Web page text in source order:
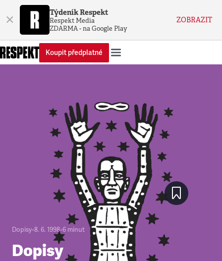
× Týdeník Respekt
Respekt Media
ZDARMA - na Google Play
ZOBRAZIT
Koupit předplatné
Dopisy•8. 6. 1998•6 minut
Dopisy